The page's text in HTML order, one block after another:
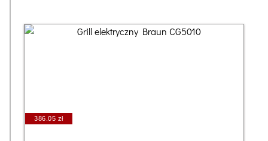
386.05 zł